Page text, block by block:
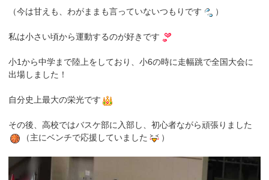
（今は甘えも、わがままも言っていないつもりです ）
私は小さい頃から運動するのが好きです
小1から中学まで陸上をしており、小6の時に走幅跳で全国大会に
出場しました！
自分史上最大の栄光です
その後、高校ではバスケ部に入部し、初心者ながら頑張りました
（主にベンチで応援していました
）